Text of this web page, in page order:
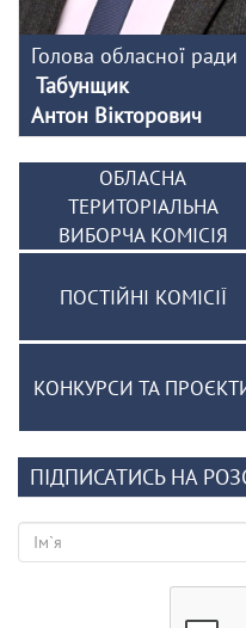
Голова обласної ради
Табунщик
Антон Вікторович
ОБЛАСНА
ТЕРИТОРІАЛЬНА
ВИБОРЧА КОМІСІЯ
ПОСТІЙНІ КОМІСІЇ
КОНКУРСИ ТА
ПІДПИСАТИСЬ НА